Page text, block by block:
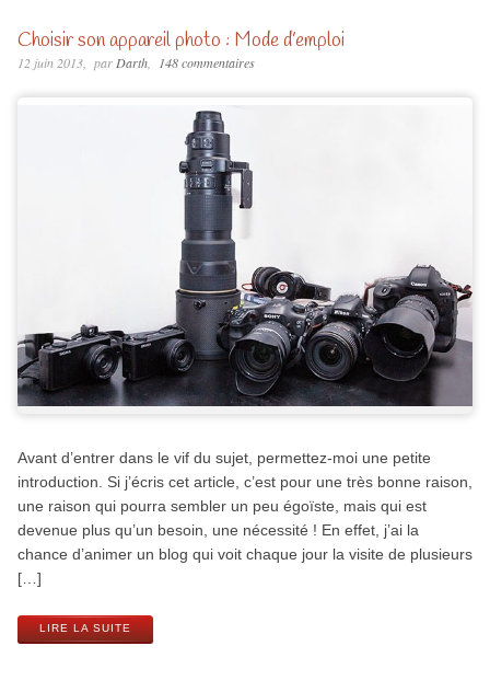
Choisir son appareil photo : Mode d’emploi
12 juin 2013 parDarth 148 commentaires
Avant d’entrer dans le vif du sujet, permettez-moi une petite
introduction. Si j’écris cet article, c’est pour une très bonne raison,
une raison qui pourra sembler un peu égoïste, mais qui est
devenue plus qu’un besoin, une nécessité ! En effet, j’ai la
chance d’animer un blog qui voit chaque jour la visite de plusieurs
[…]
LIRE LA SUITE